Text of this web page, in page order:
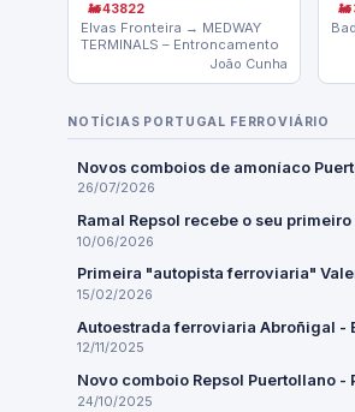
🚂 43822
Elvas Fronteira → MEDWAY
TERMINALS – Entroncamento
João Cunha
🚂
NOTÍCIAS PORTUGAL FERROVIÁRIO
Novos comboios de amoníaco
26/07/2026
Ramal Repsol recebe o seu
10/06/2026
Primeira "autopista ferroviaria"
15/02/2026
Autoestrada ferroviaria Abroñigal -
12/11/2025
Novo comboio Repsol Puertollano -
24/10/2025